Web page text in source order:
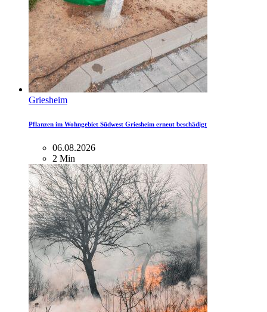
Griesheim
Pflanzen im Wohngebiet Südwest Griesheim erneut beschädigt
06.08.2026
2 Min